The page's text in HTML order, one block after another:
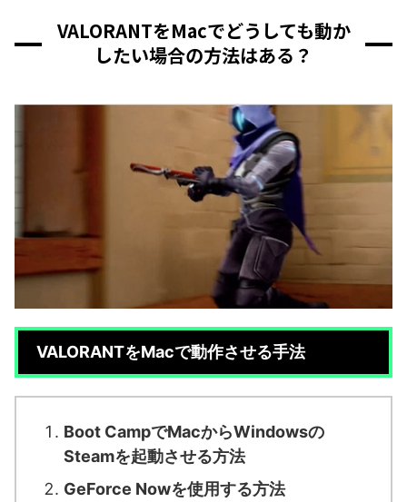
VALORANTをMacでどうしても動か
したい場合の方法はある？
VALORANTをMacで動作させる手法
Boot CampでMacからWindowsの
Steamを起動させる方法
GeForce Nowを使用する方法